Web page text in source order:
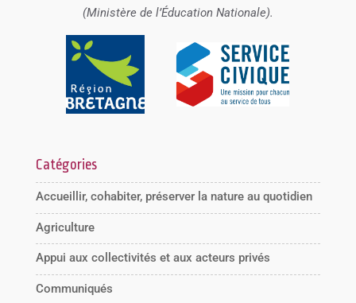
(Ministère de l’Éducation Nationale).
Catégories
Accueillir, cohabiter, préserver la nature au quotidien
Agriculture
Appui aux collectivités et aux acteurs privés
Communiqués